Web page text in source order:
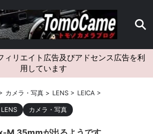
る
ィリエイト広告及びアドセンス広告を利
用しています
カメラ・写真 > LENS > LEICA >
LENS カメラ・写真